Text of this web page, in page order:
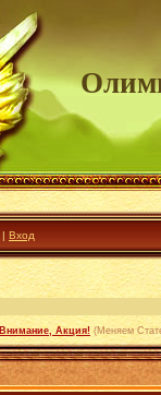
| Вход
Внимание, Акция! (Меняем